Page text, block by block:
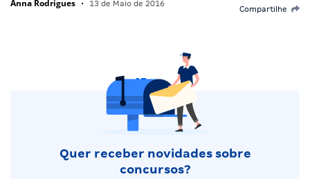
Anna Rodrigues • 13 de Maio de 2016
Compartilhe
Quer receber novidades sobre
concursos?